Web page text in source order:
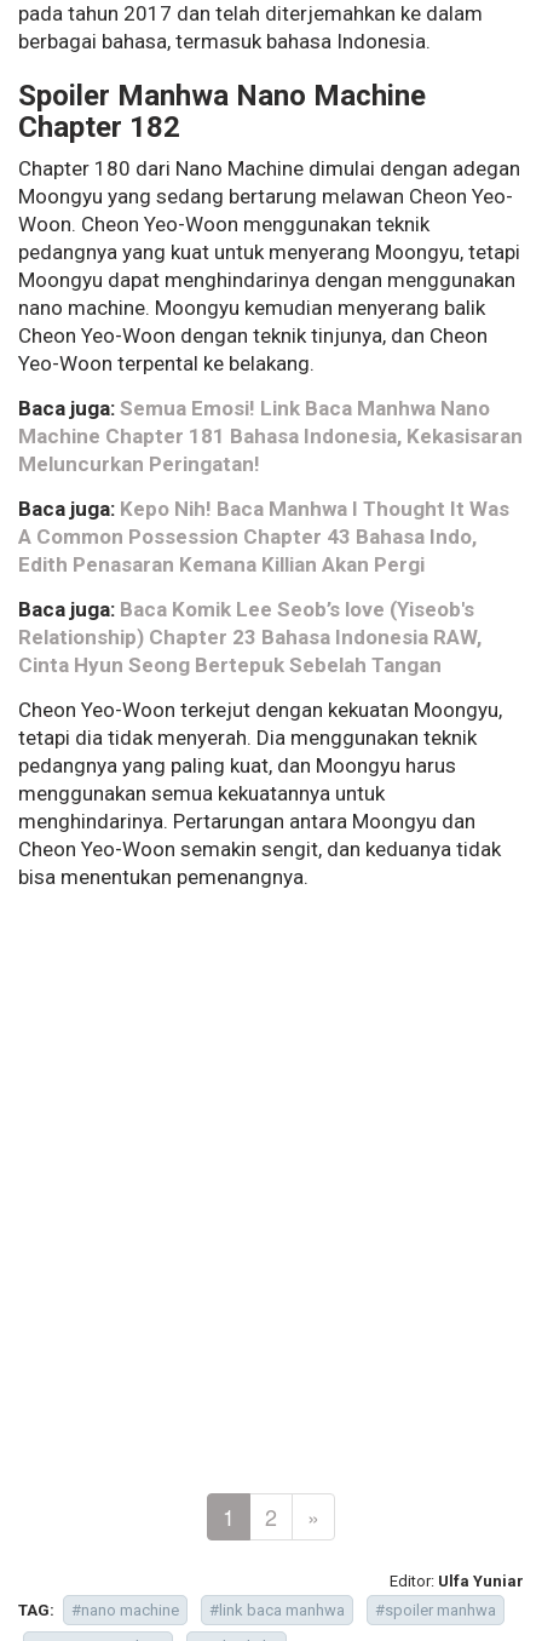
pada tahun 2017 dan telah diterjemahkan ke dalam
berbagai bahasa, termasuk bahasa Indonesia.
Spoiler Manhwa Nano Machine
Chapter 182
Chapter 180 dari Nano Machine dimulai dengan adegan
Moongyu yang sedang bertarung melawan Cheon Yeo-
Woon. Cheon Yeo-Woon menggunakan teknik
pedangnya yang kuat untuk menyerang Moongyu, tetapi
Moongyu dapat menghindarinya dengan menggunakan
nano machine. Moongyu kemudian menyerang balik
Cheon Yeo-Woon dengan teknik tinjunya, dan Cheon
Yeo-Woon terpental ke belakang.
Baca juga: Semua Emosi! Link Baca Manhwa Nano
Machine Chapter 181 Bahasa Indonesia, Kekasisaran
Meluncurkan Peringatan!
Baca juga: Kepo Nih! Baca Manhwa I Thought It Was
A Common Possession Chapter 43 Bahasa Indo,
Edith Penasaran Kemana Killian Akan Pergi
Baca juga: Baca Komik Lee Seob’s love (Yiseob's
Relationship) Chapter 23 Bahasa Indonesia RAW,
Cinta Hyun Seong Bertepuk Sebelah Tangan
Cheon Yeo-Woon terkejut dengan kekuatan Moongyu,
tetapi dia tidak menyerah. Dia menggunakan teknik
pedangnya yang paling kuat, dan Moongyu harus
menggunakan semua kekuatannya untuk
menghindarinya. Pertarungan antara Moongyu dan
Cheon Yeo-Woon semakin sengit, dan keduanya tidak
bisa menentukan pemenangnya.
1 2 »
Editor: Ulfa Yuniar
TAG:
#nano machine #link baca manhwa
#spoiler manhwa